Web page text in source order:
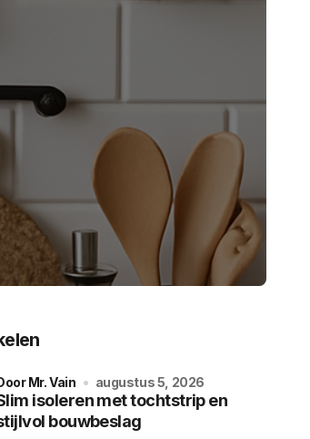
isoleren met tochtstrip en
bouwbeslag
door Mr. Vain augustus 5, 2026